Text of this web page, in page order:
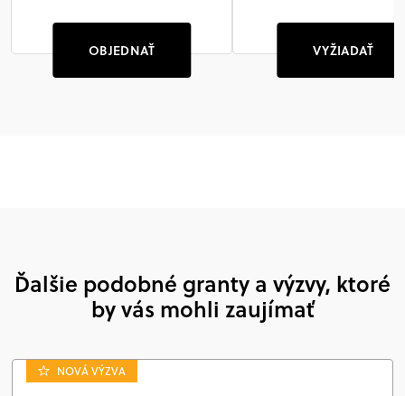
OBJEDNAŤ VYŽIADAŤ
Ďalšie podobné granty a výzvy, ktoré
by vás mohli zaujímať
NOVÁ VÝZVA